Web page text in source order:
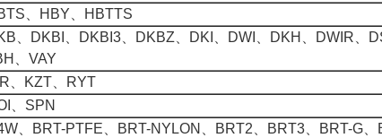
、HBY、HBTTS
、DKBI、DKBI3、DKBZ、DKI、DWI、DKH、DWIR、
、VAY
、KZT、RYT
、SPN
、BRT-PTFE、BRT-NYLON、BRT2、BRT3、BRT-G、